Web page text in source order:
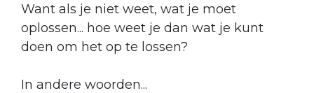
Want als je niet weet, wat je moet
oplossen... hoe weet je dan wat je kunt
doen om het op te lossen?
In andere woorden...